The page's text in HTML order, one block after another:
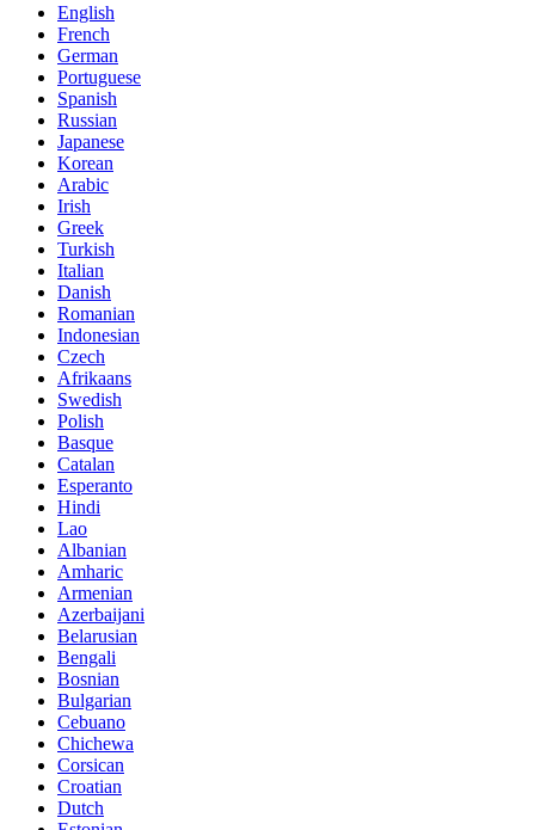
English
French
German
Portuguese
Spanish
Russian
Japanese
Korean
Arabic
Irish
Greek
Turkish
Italian
Danish
Romanian
Indonesian
Czech
Afrikaans
Swedish
Polish
Basque
Catalan
Esperanto
Hindi
Lao
Albanian
Amharic
Armenian
Azerbaijani
Belarusian
Bengali
Bosnian
Bulgarian
Cebuano
Chichewa
Corsican
Croatian
Dutch